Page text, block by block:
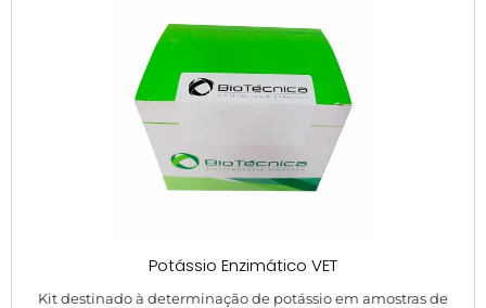
Potássio Enzimático VET
Kit destinado à determinação de potássio em amostras de